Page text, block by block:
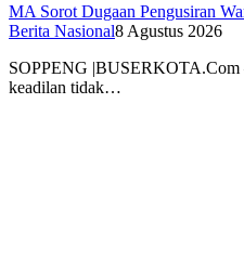
MA Sorot Dugaan Pengusiran
Berita Nasional8 Agustus 2026
SOPPENG
keadilan tidak…